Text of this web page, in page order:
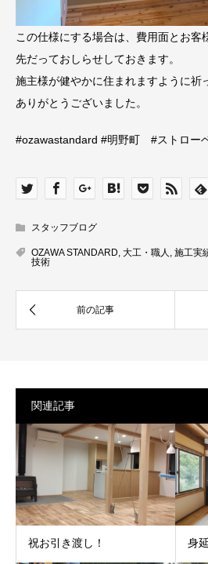
この仕様にする場合は、費用面とお客
先だっておしらせしておきます。
施主様が健やかに住まれますように祈
ありがとうございました。
#ozawastandard #明野町 #ストロ
スタッフブログ
OZAWA STANDARD 大工・職人 施工実
技術
関連記事
祝お引き渡し！ 身